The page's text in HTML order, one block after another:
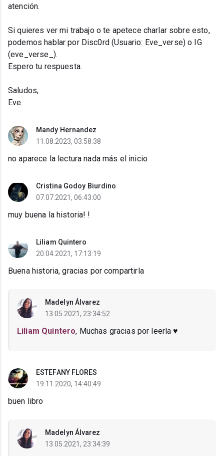
atención.
Si quieres ver mi trabajo o te apetece charlar sobre esto,
podemos hablar por Disc0rd (Usuario: Eve_verse) o IG
(eve_verse_).
Espero tu respuesta.
Saludos,
Eve.
Mandy Hernandez
11.08.2023, 03:58:38
no aparece la lectura nada más el inicio
Cristina Godoy Biurdino
07.07.2021, 06:43:00
muy buena la historia! !
Liliam Quintero
20.04.2021, 17:13:19
Buena historia, gracias por compartirla
Madelyn Álvarez
13.05.2021, 23:34:52
Liliam Quintero, Muchas gracias por leerla ♥
ESTEFANY FLORES
19.11.2020, 14:40:49
buen libro
Madelyn Álvarez
13.05.2021, 23:34:39